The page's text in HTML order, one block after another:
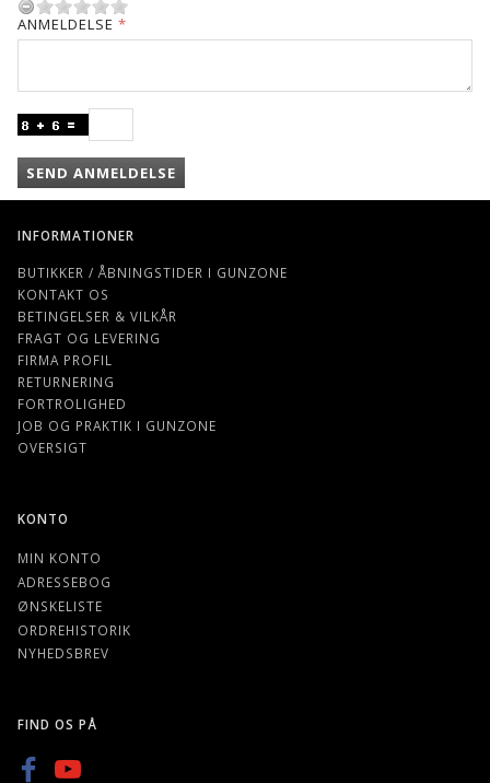
ANMELDELSE
SEND ANMELDELSE
INFORMATIONER
BUTIKKER / ÅBNINGSTIDER I GUNZONE
KONTAKT OS
BETINGELSER & VILKÅR
FRAGT OG LEVERING
FIRMA PROFIL
RETURNERING
FORTROLIGHED
JOB OG PRAKTIK I GUNZONE
OVERSIGT
KONTO
MIN KONTO
ADRESSEBOG
ØNSKELISTE
ORDREHISTORIK
NYHEDSBREV
FIND OS PÅ